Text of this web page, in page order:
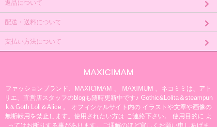
返品について
配送・送料について
支払い方法について
MAXICIMAM
ファッションブランド、MAXICIMAM 、 MAXIMUM 、ネコミミは、アト
リエ、直営店スタッフのblogも随時更新中です♪ Gothic&Lolita＆steampun
k＆Goth Loli＆Alice 。 オフィシャルサイト内の イラストや文章や画像の
無断転用を禁止します。使用されたい方は ご連絡下さい。 使用目的に よ
ってはお断りする事があります。ご理解のほど宜しくお願い申しあげま